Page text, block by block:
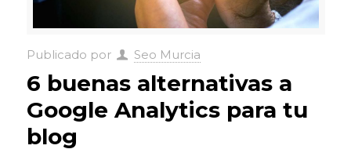
Publicado por Seo Murcia
6 buenas alternativas a
Google Analytics para tu
blog